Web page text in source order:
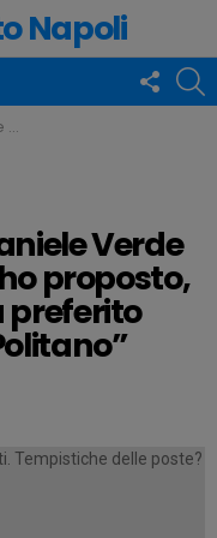
US
Verde
proposto,
preferito